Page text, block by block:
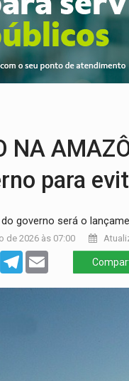
desmente boato
fogem de
Forças policiais
NA
para
governo será o
de 2026 às 07:00
TwitterTelegram